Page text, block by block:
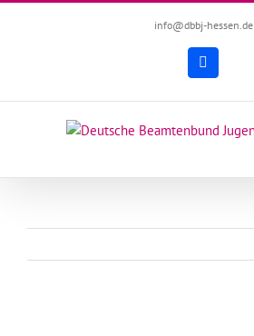
info@dbbj-hessen.de
Facebook